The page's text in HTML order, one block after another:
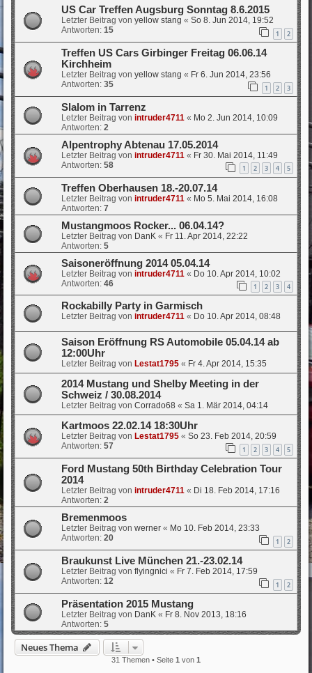
US Car Treffen Augsburg Sonntag 8.6.2015
Letzter Beitrag von yellow stang « So 8. Jun 2014, 19:52
Antworten: 15 1 2
Treffen US Cars Girbinger Freitag 06.06.14
Kirchheim
Letzter Beitrag von yellow stang « Fr 6. Jun 2014, 23:56
Antworten: 35 1 2 3
Slalom in Tarrenz
Letzter Beitrag von intruder4711 « Mo 2. Jun 2014, 10:09
Antworten: 2
Alpentrophy Abtenau 17.05.2014
Letzter Beitrag von intruder4711 « Fr 30. Mai 2014, 11:49
Antworten: 58 1 2 3 4 5
Treffen Oberhausen 18.-20.07.14
Letzter Beitrag von intruder4711 « Mo 5. Mai 2014, 16:08
Antworten: 7
Mustangmoos Rocker... 06.04.14?
Letzter Beitrag von DanK « Fr 11. Apr 2014, 22:22
Antworten: 5
Saisoneröffnung 2014 05.04.14
Letzter Beitrag von intruder4711 « Do 10. Apr 2014, 10:02
Antworten: 46 1 2 3 4
Rockabilly Party in Garmisch
Letzter Beitrag von intruder4711 « Do 10. Apr 2014, 08:48
Saison Eröffnung RS Automobile 05.04.14 ab
12:00Uhr
Letzter Beitrag von Lestat1795 « Fr 4. Apr 2014, 15:35
2014 Mustang und Shelby Meeting in der
Schweiz / 30.08.2014
Letzter Beitrag von Corrado68 « Sa 1. Mär 2014, 04:14
Kartmoos 22.02.14 18:30Uhr
Letzter Beitrag von Lestat1795 « So 23. Feb 2014, 20:59
Antworten: 57 1 2 3 4 5
Ford Mustang 50th Birthday Celebration Tour
2014
Letzter Beitrag von intruder4711 « Di 18. Feb 2014, 17:16
Antworten: 2
Bremenmoos
Letzter Beitrag von werner « Mo 10. Feb 2014, 23:33
Antworten: 20 1 2
Braukunst Live München 21.-23.02.14
Letzter Beitrag von flyingnici « Fr 7. Feb 2014, 17:59
Antworten: 12 1 2
Präsentation 2015 Mustang
Letzter Beitrag von DanK « Fr 8. Nov 2013, 18:16
Antworten: 5
Neues Thema
31 Themen • Seite 1 von 1